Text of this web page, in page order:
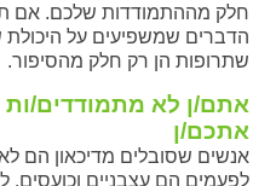
חלק מההתמודדות שלכם. אם
הדברים שמשפיעים על היכולת
שתרופות הן רק חלק מהסיפור.
אתם/ן לא מתמודדים/
אתכם/ן
אנשים שסובלים מדיכאון הם
לפעמים הם עצבניים וכועסים.